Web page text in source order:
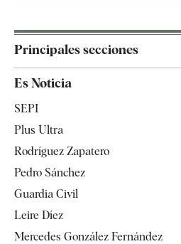
Principales secciones
Televisión
Es Noticia
SEPI
Plus Ultra
Rodríguez Zapatero
Pedro Sánchez
Guardia Civil
Leire Díez
Mercedes González Fernández